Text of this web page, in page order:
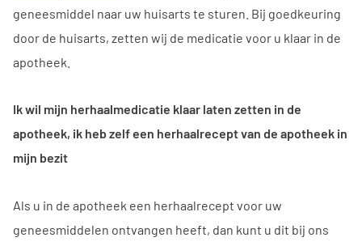
geneesmiddel naar uw huisarts te sturen. Bij goedkeuring
door de huisarts, zetten wij de medicatie voor u klaar in de
apotheek.
Ik wil mijn herhaalmedicatie klaar laten zetten in de
apotheek, ik heb zelf een herhaalrecept van de apotheek in
mijn bezit
Als u in de apotheek een herhaalrecept voor uw
geneesmiddelen ontvangen heeft, dan kunt u dit bij ons